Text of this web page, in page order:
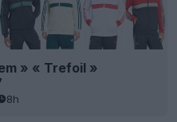
» « Trefoil »
8h